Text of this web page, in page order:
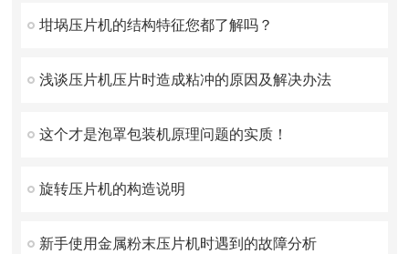
坩埚压片机的结构特征您都了解吗？
浅谈压片机压片时造成粘冲的原因及解决办法
这个才是泡罩包装机原理问题的实质！
旋转压片机的构造说明
新手使用金属粉末压片机时遇到的故障分析